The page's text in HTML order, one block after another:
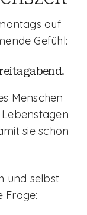
auf
Gefühl:
Menschen
sie schon
und selbst
Frage: